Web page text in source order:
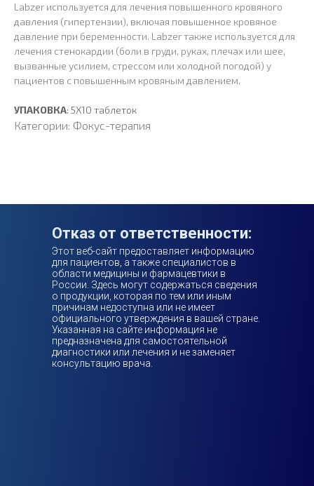
Labzer используется для лечения повышенного кровяного
давления (гипертензии), включая повышенное кровяное
давление при беременности. Labzer также используется для
лечения стенокардии (боли в груди, руках, плечах или шее,
вызванные усилием, стрессом или холодной погодой) у
пациентов с повышенным кровяным давлением.
УПАКОВКА: 5X10 таблеток
Категории: Фокус-терапия
Отказ от ответственности:
Этот веб-сайт предоставляет информацию
для пациентов, а также специалистов в
области медицины и фармацевтики в
России. Здесь могут содержаться сведения
о продукции, которая по тем или иным
причинам недоступна или не имеет
официального утверждения в вашей стране.
Указанная на сайте информация не
предназначена для самостоятельной
диагностики или лечения и не заменяет
консультацию врача.